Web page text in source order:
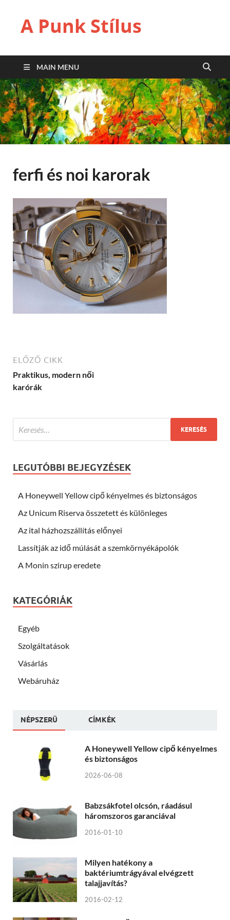
A Punk Stílus
MAIN MENU
ferfi és noi karorak
ELŐZŐ CIKK
Praktikus, modern női
karórák
LEGUTÓBBI BEJEGYZÉSEK
A Honeywell Yellow cipő kényelmes és biztonságos
Az Unicum Riserva összetett és különleges
Az ital házhozszállítás előnyei
Lassítják az idő múlását a szemkörnyékápolók
A Monin szirup eredete
KATEGÓRIÁK
Egyéb
Szolgáltatások
Vásárlás
Webáruház
NÉPSZERÜ CÍMKÉK
A Honeywell Yellow cipő kényelmes
és biztonságos
2026-06-08
Babzsákfotel olcsón, ráadásul
háromszoros garanciával
2016-01-10
Milyen hatékony a
baktériumtrágyával elvégzett
talajjavítás?
2016-02-12